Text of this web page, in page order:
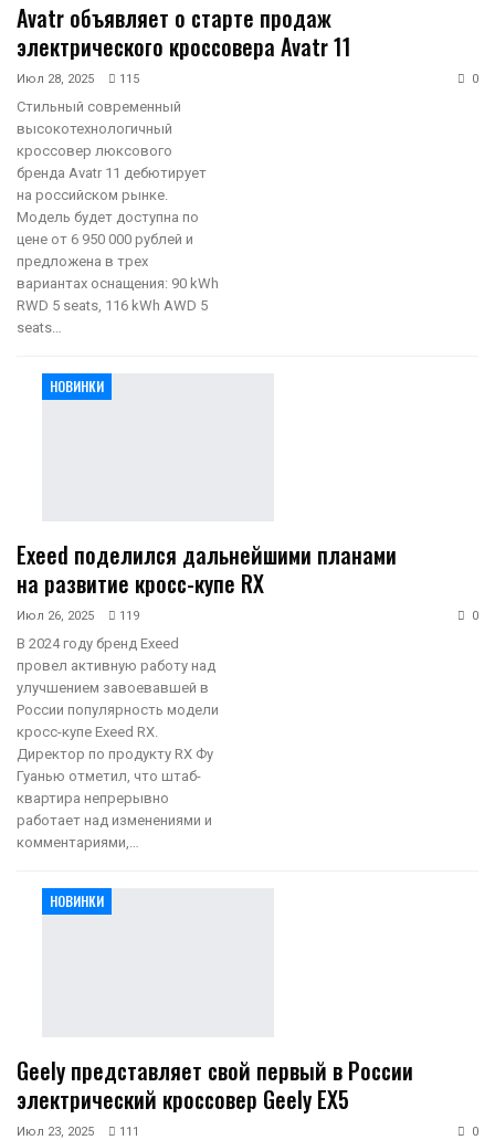
Avatr объявляет о старте продаж
электрического кроссовера Avatr 11
Июл 28, 2025 115 0
Стильный современный
высокотехнологичный
кроссовер люксового
бренда Avatr 11 дебютирует
на российском рынке.
Модель будет доступна по
цене от 6 950 000 рублей и
предложена в трех
вариантах оснащения: 90 kWh
RWD 5 seats, 116 kWh AWD 5
seats…
НОВИНКИ
Exeed поделился дальнейшими планами
на развитие кросс-купе RX
Июл 26, 2025 119 0
В 2024 году бренд Exeed
провел активную работу над
улучшением завоевавшей в
России популярность модели
кросс-купе Exeed RX.
Директор по продукту RX Фу
Гуанью отметил, что штаб-
квартира непрерывно
работает над изменениями и
комментариями,…
НОВИНКИ
Geely представляет свой первый в России
электрический кроссовер Geely EX5
Июл 23, 2025 111 0